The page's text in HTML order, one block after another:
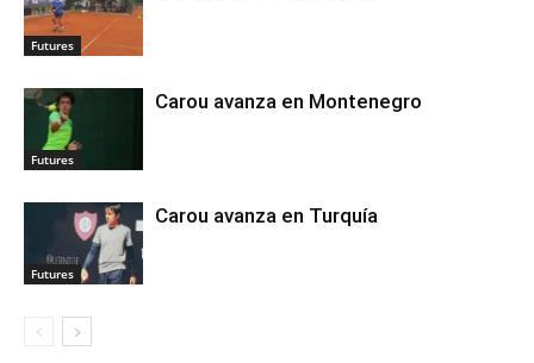
Futures
Futures
Carou avanza en Montenegro
Futures
Carou avanza en Turquía